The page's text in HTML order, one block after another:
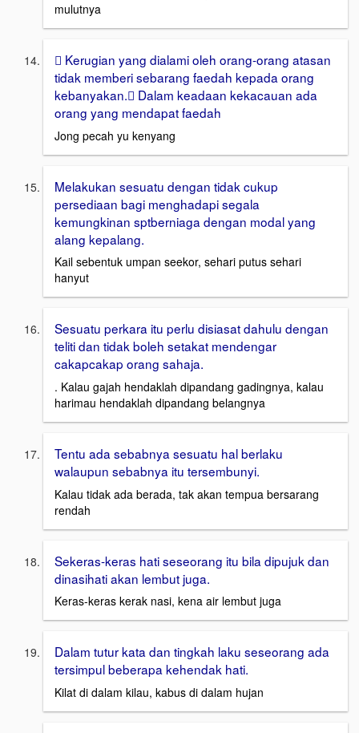
mulutnya
 Kerugian yang dialami oleh orang-orang atasan
tidak memberi sebarang faedah kepada orang
kebanyakan. Dalam keadaan kekacauan ada
orang yang mendapat faedah
Jong pecah yu kenyang
Melakukan sesuatu dengan tidak cukup
persediaan bagi menghadapi segala
kemungkinan sptberniaga dengan modal yang
alang kepalang.
Kail sebentuk umpan seekor, sehari putus sehari
hanyut
Sesuatu perkara itu perlu disiasat dahulu dengan
teliti dan tidak boleh setakat mendengar
cakapcakap orang sahaja.
. Kalau gajah hendaklah dipandang gadingnya, kalau
harimau hendaklah dipandang belangnya
Tentu ada sebabnya sesuatu hal berlaku
walaupun sebabnya itu tersembunyi.
Kalau tidak ada berada, tak akan tempua bersarang
rendah
Sekeras-keras hati seseorang itu bila dipujuk dan
dinasihati akan lembut juga.
Keras-keras kerak nasi, kena air lembut juga
Dalam tutur kata dan tingkah laku seseorang ada
tersimpul beberapa kehendak hati.
Kilat di dalam kilau, kabus di dalam hujan